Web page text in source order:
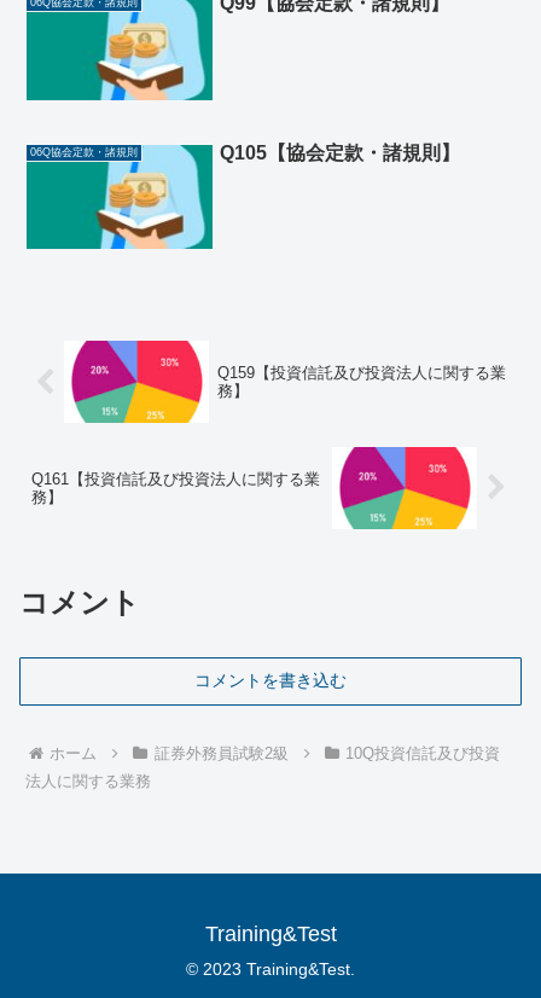
06Q協会定款・諸規則
06Q協会定款・諸規則 Q105【協会定款・諸規則】
Q159【投資信託及び投資法人に関する業
務】
Q161【投資信託及び投資法人に関する業
務】
コメント
コメントを書き込む
ホーム 証券外務員試験2級
10Q投資信託及び投資
法人に関する業務
Training&Test
© 2023 Training&Test.